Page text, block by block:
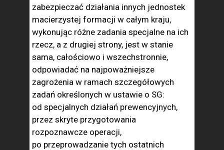
zabezpieczać działania innych jednostek
macierzystej formacji w całym kraju,
wykonując różne zadania specjalne na ich
rzecz, a z drugiej strony, jest w stanie
sama, całościowo i wszechstronnie,
odpowiadać na najpoważniejsze
zagrożenia w ramach szczegółowych
zadań określonych w ustawie o SG:
od specjalnych działań prewencyjnych,
przez skryte przygotowania
rozpoznawcze operacji,
po przeprowadzanie tych ostatnich